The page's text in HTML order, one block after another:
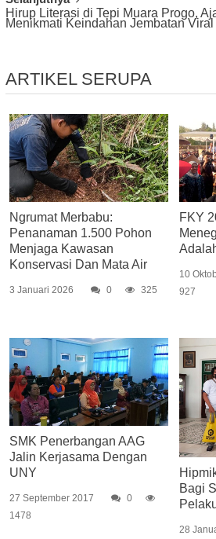
Hirup Literasi di Tepi Muara Progo,
Menikmati Keindahan Jembatan Viral
ARTIKEL SERUPA
Ngrumat Merbabu:
Penanaman 1.500 Pohon
Menjaga Kawasan
Konservasi Dan Mata Air
3 Januari 2026 0 325
FKY
10
927
SMK Penerbangan AAG
Jalin Kerjasama Dengan
UNY
27 September 2017
0
1478
Bagi
28